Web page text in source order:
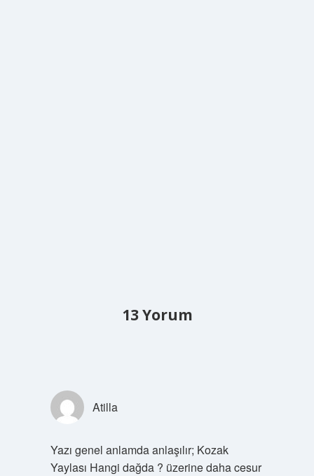
13 Yorum
Atilla
Yazı genel anlamda anlaşılır; Kozak
Yaylası Hangi dağda ? üzerine daha cesur